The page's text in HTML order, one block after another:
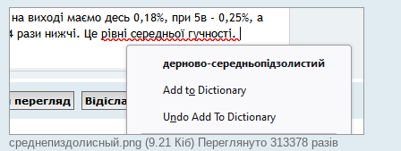
д
о
л
н
я
среднепиздолисный.png (9.21 Кіб) Переглянуто 313378 разів